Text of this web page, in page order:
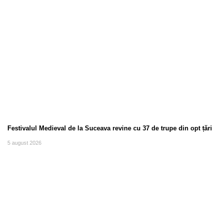
Festivalul Medieval de la Suceava revine cu 37 de trupe din opt țări
5 august 2026